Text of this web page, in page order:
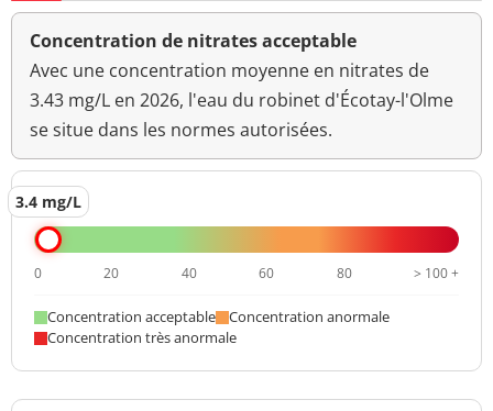
Concentration de nitrates acceptable
Avec une concentration moyenne en nitrates de
3.43 mg/L en 2026, l'eau du robinet d'Écotay-l'Olme
se situe dans les normes autorisées.
3.4 mg/L
0 20 40 60 80 > 100 +
Concentration acceptable
Concentration anormale
Concentration très anormale